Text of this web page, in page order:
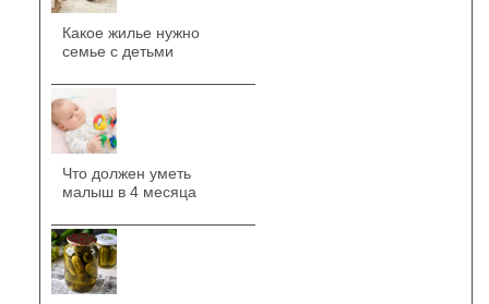
Какое жилье нужно
семье с детьми
Что должен уметь
малыш в 4 месяца